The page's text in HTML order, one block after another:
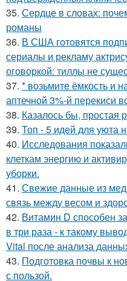
35. Сердце в словах:
романы
36. В США готовятся
сериалы и рекламу
оговоркой: тиллы не
37. * возьмите ёмкость и
аптечной 3%-й перекиси
38. Казалось бы, простая
39. Топ - 5 идей для уюта
40. Исследования
клеткам энергию и
уборки.
41. Свежие данные из
связь между весом и
42. Витамин D способен
в три раза - к такому
Vital после анализа
43. Подготовка почвы к
с пользой.